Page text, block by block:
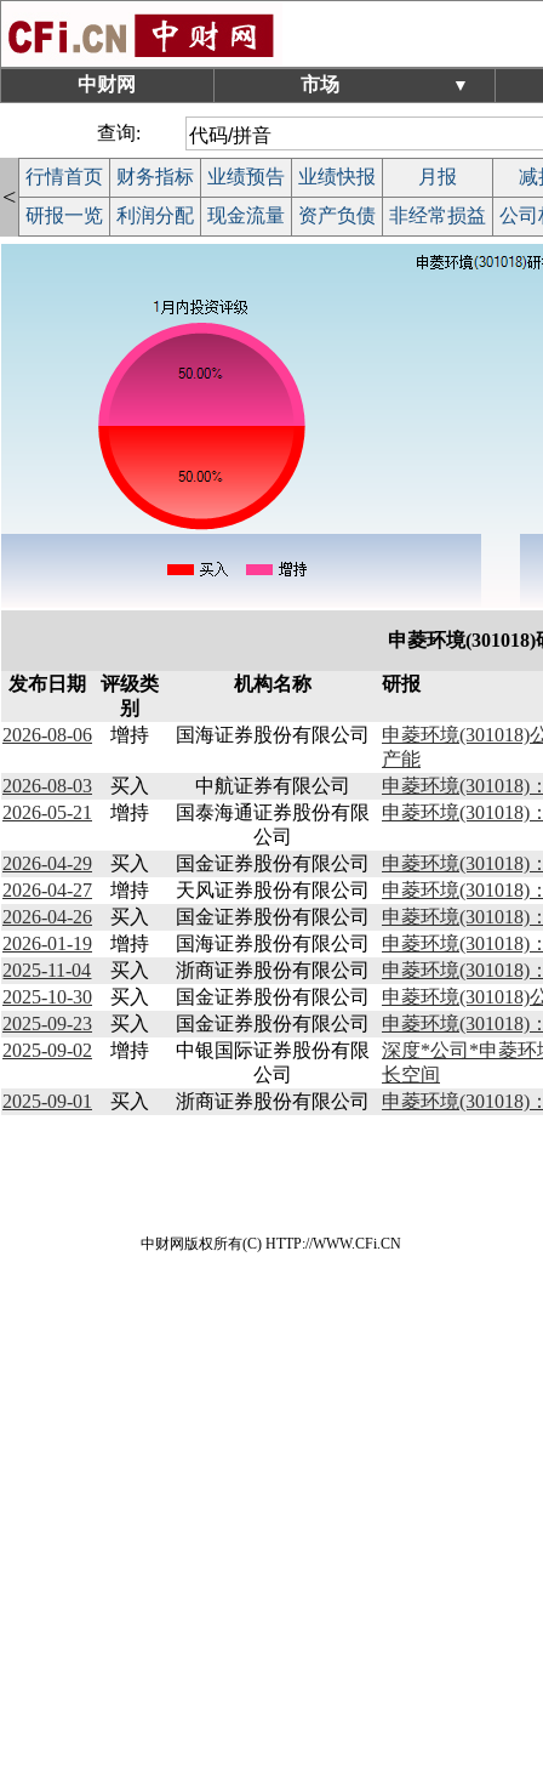
中财网 市场 ▼
查询:
<
行情首页 财务指标 业绩预告 业绩快报 月报
减
研报一览
利润分配 现金流量 资产负债 非经常损益 公司
申菱环境
发布日期
评级类
别
机构名称 研报
2026-08-06 增持 国海证券股份有限公司
申菱环境
产能
2026-08-03
买入 中航证券有限公司
申菱环境(301018)
2026-05-21
增持
国泰海通证券股份有限
公司
申菱环境(301018)
2026-04-29 买入 国金证券股份有限公司
申菱环境(301018)
2026-04-27
增持 天风证券股份有限公司
申菱环境(301018)
2026-04-26
买入 国金证券股份有限公司
申菱环境(301018)
2026-01-19
增持 国海证券股份有限公司
申菱环境(301018)
2025-11-04
买入 浙商证券股份有限公司
申菱环境(301018)
2025-10-30
买入 国金证券股份有限公司
申菱环境(301018)
2025-09-23
买入 国金证券股份有限公司
申菱环境(301018)
2025-09-02
增持
中银国际证券股份有限
公司
深度*公司*申菱环
长空间
2025-09-01
买入 浙商证券股份有限公司 申菱环境(301018)
中财网版权所有(C) HTTP://WWW.CFi.CN